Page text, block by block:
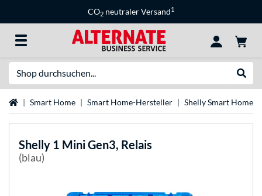
CO2 neutraler Versand1
StartseiteSmart Home Smart Home-Hersteller Shelly Smart Home
Shelly 1 Mini Gen3, Relais
(blau)